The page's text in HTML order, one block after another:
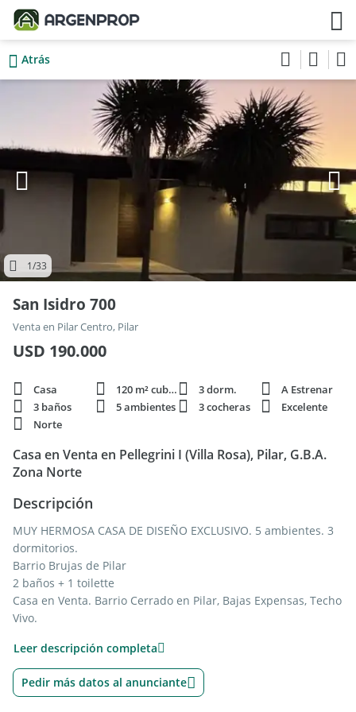
Atrás
1/33
San Isidro 700
Venta en Pilar Centro, Pilar
USD 190.000
Casa 120 m² cubie. 3 dorm.
A Estrenar
3 baños
5 ambientes 3 cocheras
Excelente
Norte
Casa en Venta en Pellegrini I (Villa Rosa), Pilar, G.B.A.
Zona Norte
Descripción
MUY HERMOSA CASA DE DISEÑO EXCLUSIVO. 5 ambientes. 3
dormitorios.
Barrio Brujas de Pilar
2 baños + 1 toilette
Casa en Venta. Barrio Cerrado en Pilar, Bajas Expensas, Techo
Vivo.
Casa desarrollada en una sola planta muy luminosa.
Excelentes detalles de diseño.
Todo en Planta Baja, Living , Cocina comedor integrado con
Leer descripción completa
Pedir más datos al anunciante